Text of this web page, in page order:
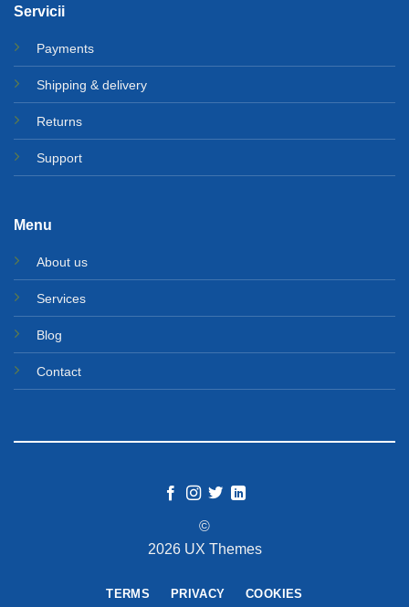
Servicii
Payments
Shipping & delivery
Returns
Support
Menu
About us
Services
Blog
Contact
©
2026 UX Themes
TERMS PRIVACY COOKIES